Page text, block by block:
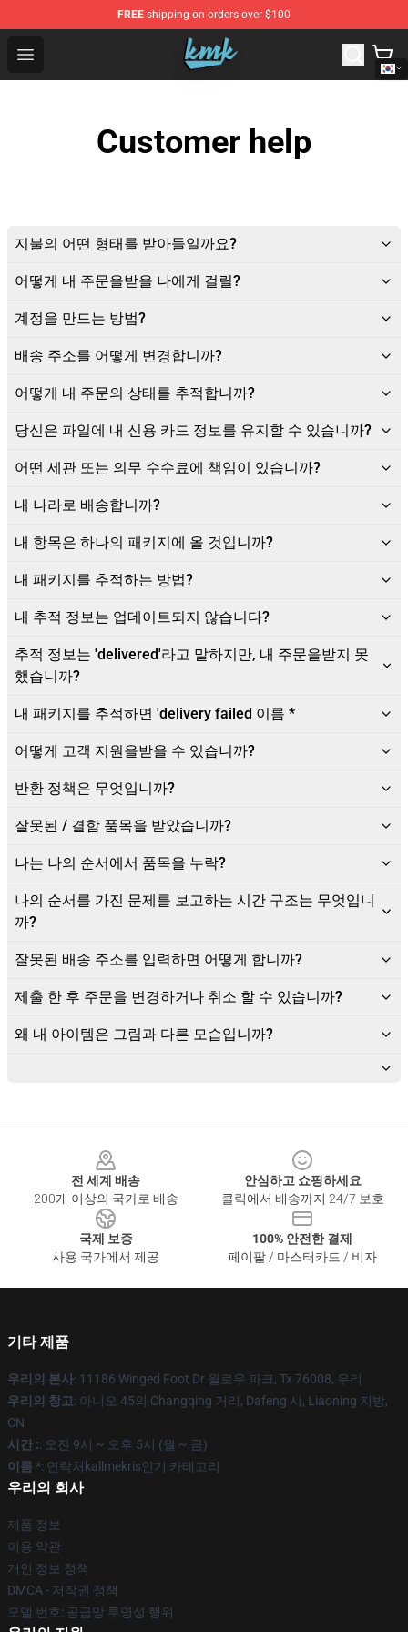
FREE shipping on orders over $100
Open menu
KallMeKris Store - Official KallMeKris Merchandise Shop
Customer help
지불의 어떤 형태를 받아들일까요?
어떻게 내 주문을받을 나에게 걸릴?
계정을 만드는 방법?
배송 주소를 어떻게 변경합니까?
어떻게 내 주문의 상태를 추적합니까?
당신은 파일에 내 신용 카드 정보를 유지할 수 있습니까?
어떤 세관 또는 의무 수수료에 책임이 있습니까?
내 나라로 배송합니까?
내 항목은 하나의 패키지에 올 것입니까?
내 패키지를 추적하는 방법?
내 추적 정보는 업데이트되지 않습니다?
추적 정보는 'delivered'라고 말하지만, 내 주문을받지 못
했습니까?
내 패키지를 추적하면 'delivery failed 이름 *
어떻게 고객 지원을받을 수 있습니까?
반환 정책은 무엇입니까?
잘못된 / 결함 품목을 받았습니까?
나는 나의 순서에서 품목을 누락?
나의 순서를 가진 문제를 보고하는 시간 구조는 무엇입니
까?
잘못된 배송 주소를 입력하면 어떻게 합니까?
제출 한 후 주문을 변경하거나 취소 할 수 있습니까?
왜 내 아이템은 그림과 다른 모습입니까?
전 세계 배송
200개 이상의 국가로 배송
안심하고 쇼핑하세요
클릭에서 배송까지 24/7 보호
국제 보증
사용 국가에서 제공
100% 안전한 결제
페이팔 / 마스터카드 / 비자
기타 제품
우리의 본사: 11186 Winged Foot Dr 윌로우 파크, Tx 76008, 우리
우리의 창고: 아니오 45의 Changqing 거리, Dafeng 시, Liaoning 지방,
CN
시간 :: 오전 9시 ~ 오후 5시 (월 ~ 금)
이름 *: 연락처kallmekris인기 카테고리
우리의 회사
제품 정보
이용 약관
개인 정보 정책
DMCA - 저작권 정책
모델 번호: 공급망 투명성 행위